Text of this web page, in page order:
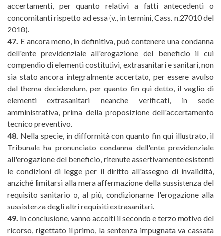
accertamenti, per quanto relativi a fatti antecedenti o
concomitanti rispetto ad essa (v., in termini, Cass. n.27010 del
2018).
47. E ancora meno, in definitiva, può contenere una condanna
dell'ente previdenziale all'erogazione del beneficio il cui
compendio di elementi costitutivi, extrasanitari e sanitari, non
sia stato ancora integralmente accertato, per essere avulso
dal thema decidendum, per quanto fin qui detto, il vaglio di
elementi extrasanitari neanche verificati, in sede
amministrativa, prima della proposizione dell'accertamento
tecnico preventivo.
48. Nella specie, in difformità con quanto fin qui illustrato, il
Tribunale ha pronunciato condanna dell'ente previdenziale
all'erogazione del beneficio, ritenute assertivamente esistenti
le condizioni di legge per il diritto all'assegno di invalidità,
anziché limitarsi alla mera affermazione della sussistenza del
requisito sanitario o, al più, condizionarne l'erogazione alla
sussistenza degli altri requisiti extrasanitari.
49. In conclusione, vanno accolti il secondo e terzo motivo del
ricorso, rigettato il primo, la sentenza impugnata va cassata